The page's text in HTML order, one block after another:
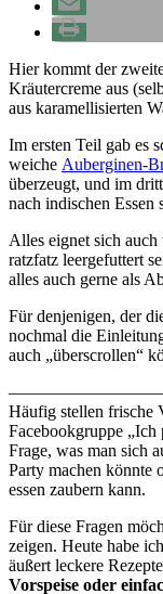
Hier kommt der
Kräutercreme aus
aus karamellisierten
Im ersten Teil gab es
weiche Auberginen-
überzeugt, und im
nach indischen Essen
Alles eignet sich
ratzfatz leergefuttert
alles auch gerne als
Für denjenigen, der
nochmal die
auch „überscrollen“
Häufig stellen frische
Facebookgruppe
Frage, was man sich
Party machen könnte
essen zaubern kann.
Für diese Fragen
zeigen. Heute habe
äußert leckere
Vorspeise oder